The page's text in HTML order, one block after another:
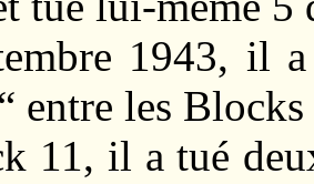
1943, il
entre les
11, il a tué